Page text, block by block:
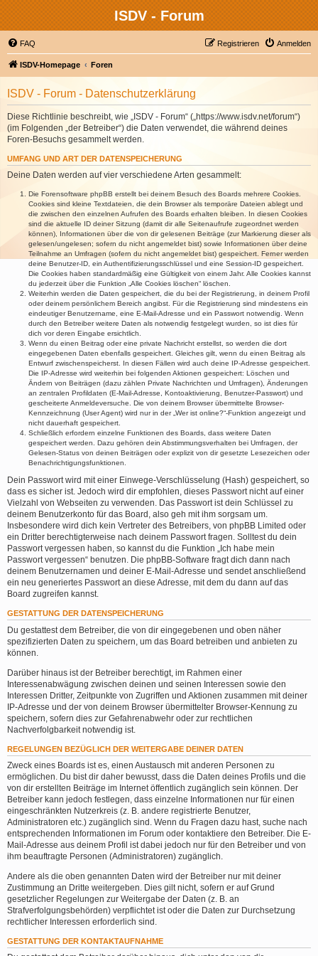
ISDV - Forum
FAQ Anmelden
Registrieren
ISDV-Homepage Foren
ISDV - Forum - Datenschutzerklärung
Diese Richtlinie beschreibt, wie „ISDV - Forum“ („https://www.isdv.net/forum“)
(im Folgenden „der Betreiber“) die Daten verwendet, die während deines
Foren-Besuchs gesammelt werden.
UMFANG UND ART DER DATENSPEICHERUNG
Deine Daten werden auf vier verschiedene Arten gesammelt:
Die Forensoftware phpBB erstellt bei deinem Besuch des Boards mehrere Cookies.
Cookies sind kleine Textdateien, die dein Browser als temporäre Dateien ablegt und
die zwischen den einzelnen Aufrufen des Boards erhalten bleiben. In diesen Cookies
sind die aktuelle ID deiner Sitzung (damit dir alle Seitenaufrufe zugeordnet werden
können), Informationen über die von dir gelesenen Beiträge (zur Markierung dieser als
gelesen/ungelesen; sofern du nicht angemeldet bist) sowie Informationen über deine
Teilnahme an Umfragen (sofern du nicht angemeldet bist) gespeichert. Ferner werden
deine Benutzer-ID, ein Authentifizierungsschlüssel und eine Session-ID gespeichert.
Die Cookies haben standardmäßig eine Gültigkeit von einem Jahr. Alle Cookies kannst
du jederzeit über die Funktion „Alle Cookies löschen“ löschen.
Weiterhin werden die Daten gespeichert, die du bei der Registrierung, in deinem Profil
oder deinem persönlichem Bereich angibst. Für die Registrierung sind mindestens ein
eindeutiger Benutzername, eine E-Mail-Adresse und ein Passwort notwendig. Wenn
durch den Betreiber weitere Daten als notwendig festgelegt wurden, so ist dies für
dich vor deren Eingabe ersichtlich.
Wenn du einen Beitrag oder eine private Nachricht erstellst, so werden die dort
eingegebenen Daten ebenfalls gespeichert. Gleiches gilt, wenn du einen Beitrag als
Entwurf zwischenspeicherst. In diesen Fällen wird auch deine IP-Adresse gespeichert.
Die IP-Adresse wird weiterhin bei folgenden Aktionen gespeichert: Löschen und
Ändern von Beiträgen (dazu zählen Private Nachrichten und Umfragen), Änderungen
an zentralen Profildaten (E-Mail-Adresse, Kontoaktivierung, Benutzer-Passwort) und
gescheiterte Anmeldeversuche. Die von deinem Browser übermittelte Browser-
Kennzeichnung (User Agent) wird nur in der „Wer ist online?“-Funktion angezeigt und
nicht dauerhaft gespeichert.
Schließlich erfordern einzelne Funktionen des Boards, dass weitere Daten
gespeichert werden. Dazu gehören dein Abstimmungsverhalten bei Umfragen, der
Gelesen-Status von deinen Beiträgen oder explizit von dir gesetzte Lesezeichen oder
Benachrichtigungsfunktionen.
Dein Passwort wird mit einer Einwege-Verschlüsselung (Hash) gespeichert, so
dass es sicher ist. Jedoch wird dir empfohlen, dieses Passwort nicht auf einer
Vielzahl von Webseiten zu verwenden. Das Passwort ist dein Schlüssel zu
deinem Benutzerkonto für das Board, also geh mit ihm sorgsam um.
Insbesondere wird dich kein Vertreter des Betreibers, von phpBB Limited oder
ein Dritter berechtigterweise nach deinem Passwort fragen. Solltest du dein
Passwort vergessen haben, so kannst du die Funktion „Ich habe mein
Passwort vergessen“ benutzen. Die phpBB-Software fragt dich dann nach
deinem Benutzernamen und deiner E-Mail-Adresse und sendet anschließend
ein neu generiertes Passwort an diese Adresse, mit dem du dann auf das
Board zugreifen kannst.
GESTATTUNG DER DATENSPEICHERUNG
Du gestattest dem Betreiber, die von dir eingegebenen und oben näher
spezifizierten Daten zu speichern, um das Board betreiben und anbieten zu
können.
Darüber hinaus ist der Betreiber berechtigt, im Rahmen einer
Interessenabwägung zwischen deinen und seinen Interessen sowie den
Interessen Dritter, Zeitpunkte von Zugriffen und Aktionen zusammen mit deiner
IP-Adresse und der von deinem Browser übermittelter Browser-Kennung zu
speichern, sofern dies zur Gefahrenabwehr oder zur rechtlichen
Nachverfolgbarkeit notwendig ist.
REGELUNGEN BEZÜGLICH DER WEITERGABE DEINER DATEN
Zweck eines Boards ist es, einen Austausch mit anderen Personen zu
ermöglichen. Du bist dir daher bewusst, dass die Daten deines Profils und die
von dir erstellten Beiträge im Internet öffentlich zugänglich sein können. Der
Betreiber kann jedoch festlegen, dass einzelne Informationen nur für einen
eingeschränkten Nutzerkreis (z. B. andere registrierte Benutzer,
Administratoren etc.) zugänglich sind. Wenn du Fragen dazu hast, suche nach
entsprechenden Informationen im Forum oder kontaktiere den Betreiber. Die E-
Mail-Adresse aus deinem Profil ist dabei jedoch nur für den Betreiber und von
ihm beauftragte Personen (Administratoren) zugänglich.
Andere als die oben genannten Daten wird der Betreiber nur mit deiner
Zustimmung an Dritte weitergeben. Dies gilt nicht, sofern er auf Grund
gesetzlicher Regelungen zur Weitergabe der Daten (z. B. an
Strafverfolgungsbehörden) verpflichtet ist oder die Daten zur Durchsetzung
rechtlicher Interessen erforderlich sind.
GESTATTUNG DER KONTAKTAUFNAHME